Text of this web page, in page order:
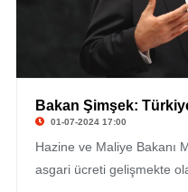
Bakan Şimşek:
01-07-2024 17:00
Hazine ve Maliye Bakanı
asgari ücreti gelişmekte